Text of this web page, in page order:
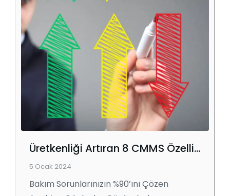
Üretkenliği Artıran 8 CMMS Özelliği
5 Ocak 2024
Bakım Sorunlarınızın %90’ını Çözen